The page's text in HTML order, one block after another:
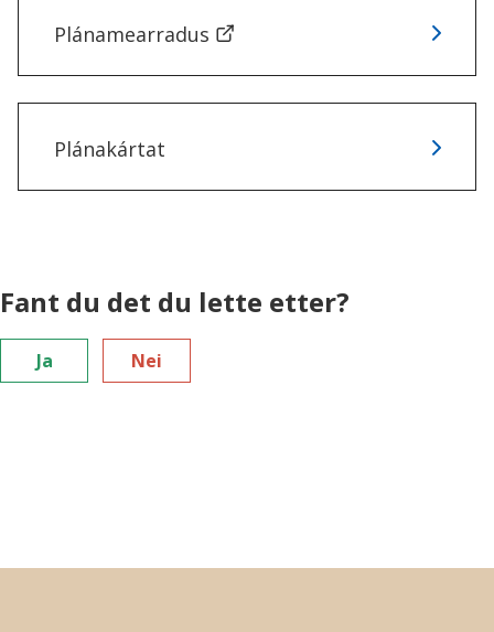
i
n
o
Plánamearradus
Plánakártat
Fant du det du lette etter?
Ja Nei